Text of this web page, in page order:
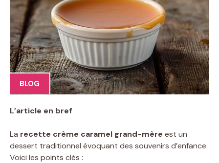
BLOG
L’article en bref
La recette crème caramel grand-mère est un
dessert traditionnel évoquant des souvenirs d’enfance.
Voici les points clés :